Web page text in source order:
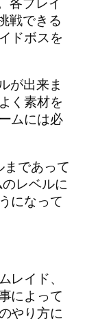
戦できる
ドボスを
が出来ま
く素材を
ムには必
まであって
レベルに
になって
レイド、
によって
やり方に